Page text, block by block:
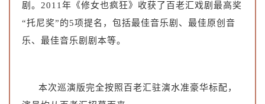
剧。2011年《修女也疯狂》收获了百老汇戏剧最高奖
“托尼奖”的5项提名，包括最佳音乐剧、最佳原创音
乐、最佳音乐剧剧本等。
本次巡演版完全按照百老汇驻演水准豪华标配，